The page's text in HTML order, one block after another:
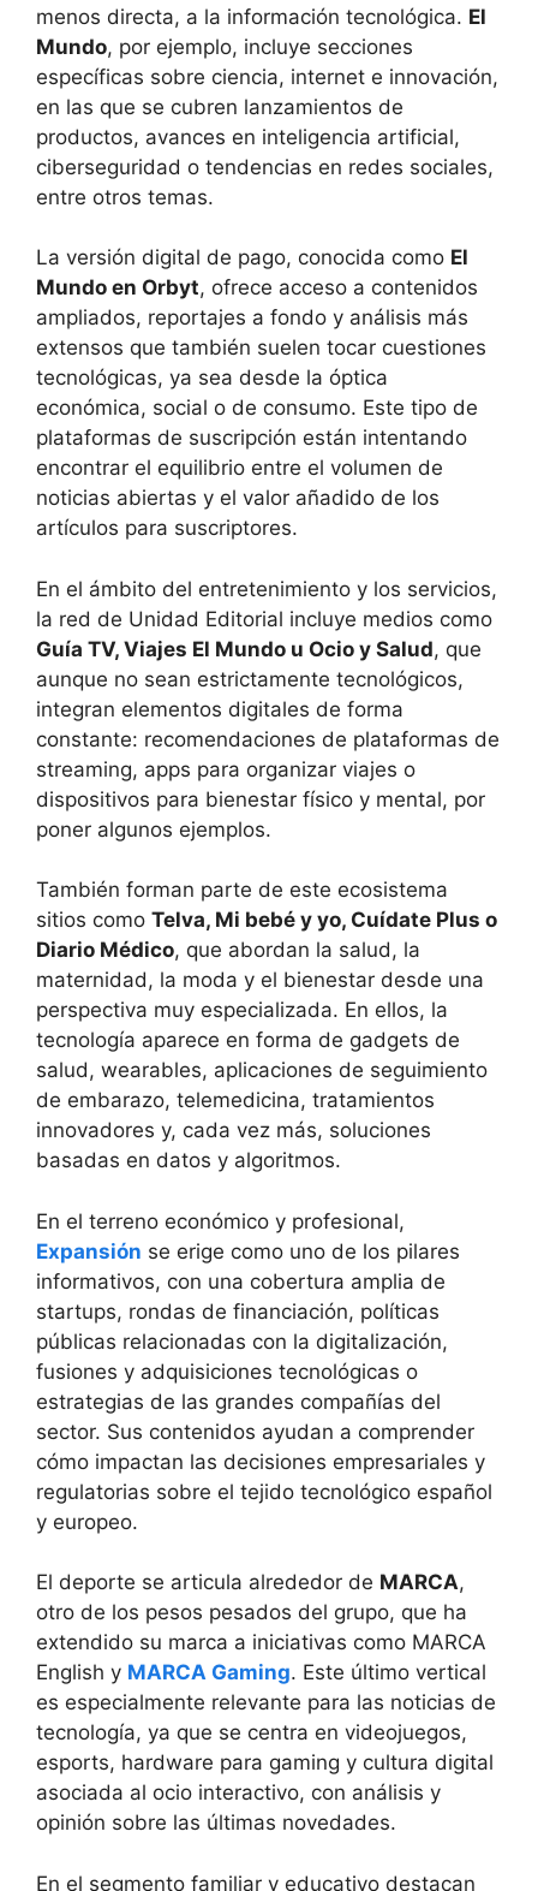
menos directa, a la información tecnológica. El
Mundo, por ejemplo, incluye secciones
específicas sobre ciencia, internet e innovación,
en las que se cubren lanzamientos de
productos, avances en inteligencia artificial,
ciberseguridad o tendencias en redes sociales,
entre otros temas.
La versión digital de pago, conocida como El
Mundo en Orbyt, ofrece acceso a contenidos
ampliados, reportajes a fondo y análisis más
extensos que también suelen tocar cuestiones
tecnológicas, ya sea desde la óptica
económica, social o de consumo. Este tipo de
plataformas de suscripción están intentando
encontrar el equilibrio entre el volumen de
noticias abiertas y el valor añadido de los
artículos para suscriptores.
En el ámbito del entretenimiento y los servicios,
la red de Unidad Editorial incluye medios como
Guía TV, Viajes El Mundo u Ocio y Salud, que
aunque no sean estrictamente tecnológicos,
integran elementos digitales de forma
constante: recomendaciones de plataformas de
streaming, apps para organizar viajes o
dispositivos para bienestar físico y mental, por
poner algunos ejemplos.
También forman parte de este ecosistema
sitios como Telva, Mi bebé y yo, Cuídate Plus o
Diario Médico, que abordan la salud, la
maternidad, la moda y el bienestar desde una
perspectiva muy especializada. En ellos, la
tecnología aparece en forma de gadgets de
salud, wearables, aplicaciones de seguimiento
de embarazo, telemedicina, tratamientos
innovadores y, cada vez más, soluciones
basadas en datos y algoritmos.
En el terreno económico y profesional,
Expansión se erige como uno de los pilares
informativos, con una cobertura amplia de
startups, rondas de financiación, políticas
públicas relacionadas con la digitalización,
fusiones y adquisiciones tecnológicas o
estrategias de las grandes compañías del
sector. Sus contenidos ayudan a comprender
cómo impactan las decisiones empresariales y
regulatorias sobre el tejido tecnológico español
y europeo.
El deporte se articula alrededor de MARCA,
otro de los pesos pesados del grupo, que ha
extendido su marca a iniciativas como MARCA
English y MARCA Gaming. Este último vertical
es especialmente relevante para las noticias de
tecnología, ya que se centra en videojuegos,
esports, hardware para gaming y cultura digital
asociada al ocio interactivo, con análisis y
opinión sobre las últimas novedades.
En el segmento familiar y educativo destacan